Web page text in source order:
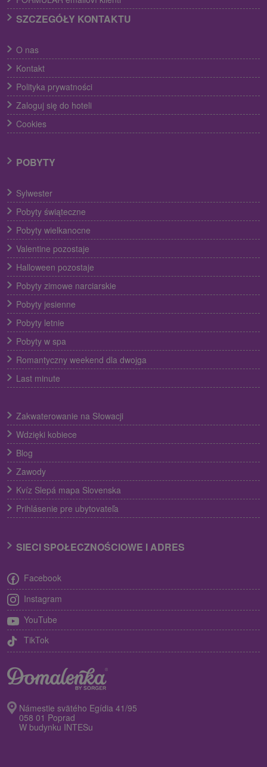
SZCZEGÓŁY KONTAKTU
O nas
Kontakt
Polityka prywatności
Zaloguj się do hoteli
Cookies
POBYTY
Sylwester
Pobyty świąteczne
Pobyty wielkanocne
Valentine pozostaje
Halloween pozostaje
Pobyty zimowe narciarskie
Pobyty jesienne
Pobyty letnie
Pobyty w spa
Romantyczny weekend dla dwojga
Last minute
Zakwaterowanie na Słowacji
Wdzięki kobiece
Blog
Zawody
Kvíz Slepá mapa Slovenska
Prihlásenie pre ubytovateľa
SIECI SPOŁECZNOŚCIOWE I ADRES
Facebook
Instagram
YouTube
TikTok
Námestie svätého Egídia 41/95
058 01 Poprad
W budynku INTESu